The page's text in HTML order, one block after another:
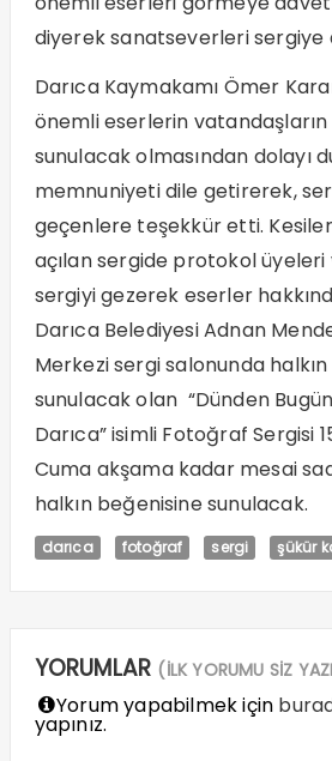
diyerek sanatseverleri
Darıca Kaymakamı Ömer
önemli eserlerin
sunulacak olmasından dolayı
memnuniyeti dile getirerek,
geçenlere teşekkür etti.
açılan sergide protokol
sergiyi gezerek eserler
Darıca Belediyesi Adnan
Merkezi sergi salonunda
sunulacak olan “Dünden
Darıca” isimli Fotoğraf Sergisi
Cuma akşama kadar mesai
halkın beğenisine sunulacak.
darıca fotoğraf sergi şükür
YORUMLAR (İLK YORUMU SİZ
Yorum yapabilmek için
yapınız.